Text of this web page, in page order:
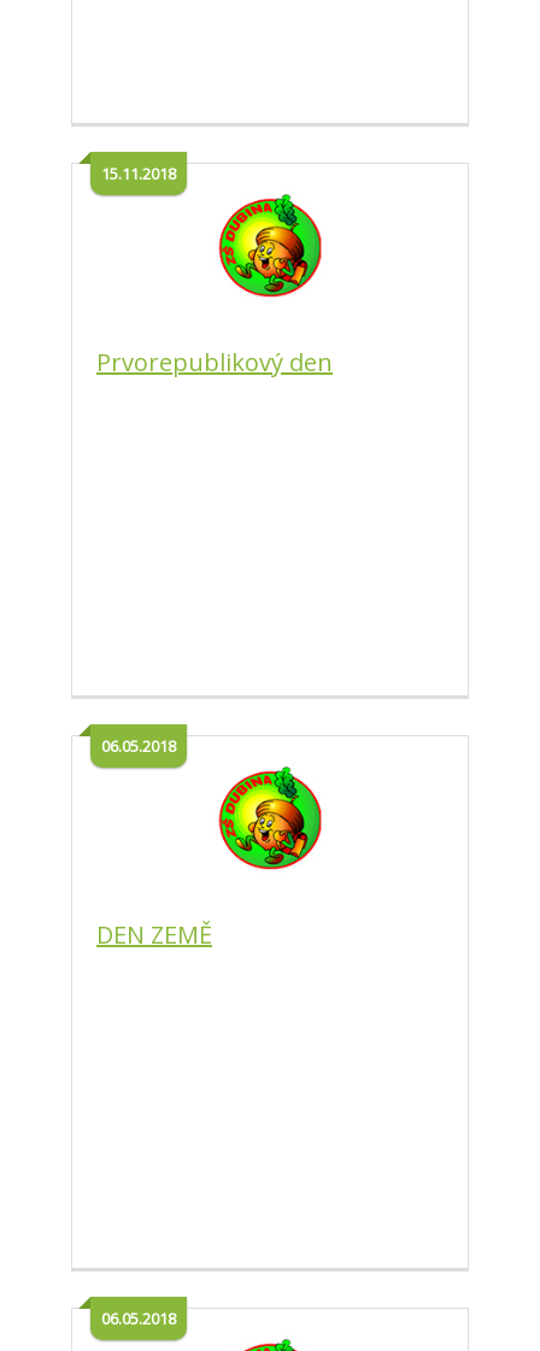
Prvorepublikový den
15.11.2018
DEN ZEMĚ
06.05.2018
06.05.2018